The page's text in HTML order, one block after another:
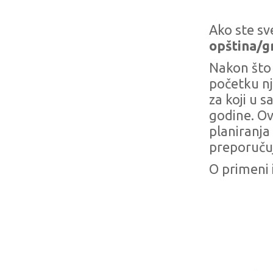
Ako ste
opština/
Nakon
početku
za koji u
godine.
O